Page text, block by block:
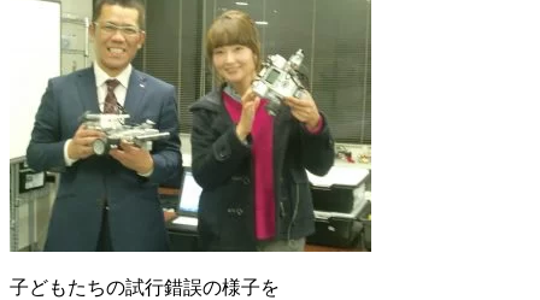
子どもたちの試行錯誤の様子を